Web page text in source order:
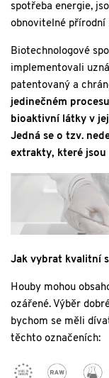
spotřeba energie,
obnovitelné přírodní
Biotechnologové
implementovali
patentovaný a
jedinečném
bioaktivní látky v
Jedná se o tzv.
extrakty, které jsou
Jak vybrat kvalitní
Houby mohou
ozářené. Výběr
bychom se měli
těchto označeních: